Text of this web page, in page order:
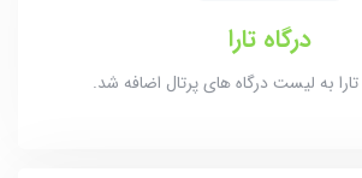
درگاه تارا
تارا به لیست درگاه های پرتال اضافه شد.